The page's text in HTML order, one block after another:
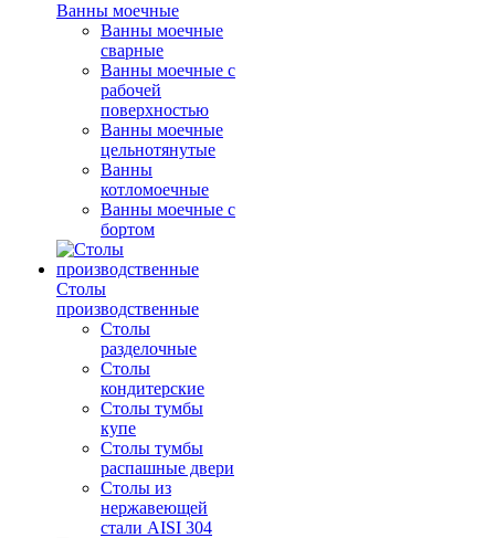
Ванны моечные
Ванны моечные
сварные
Ванны моечные с
рабочей
поверхностью
Ванны моечные
цельнотянутые
Ванны
котломоечные
Ванны моечные с
бортом
Столы
производственные
Столы
разделочные
Столы
кондитерские
Столы тумбы
купе
Столы тумбы
распашные двери
Столы из
нержавеющей
стали AISI 304